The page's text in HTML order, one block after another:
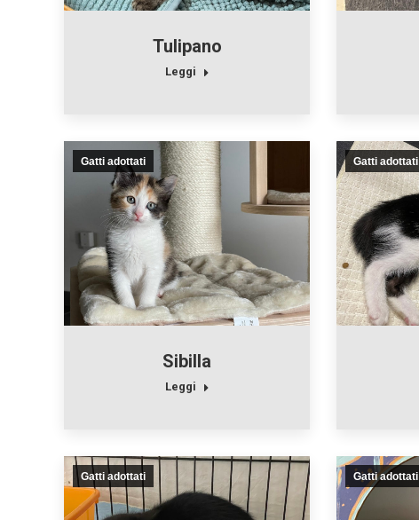
Tulipano
Leggi
Gatti adottati
Sibilla
Leggi
Gatti adottati
Gatti adottati Gatti adottati